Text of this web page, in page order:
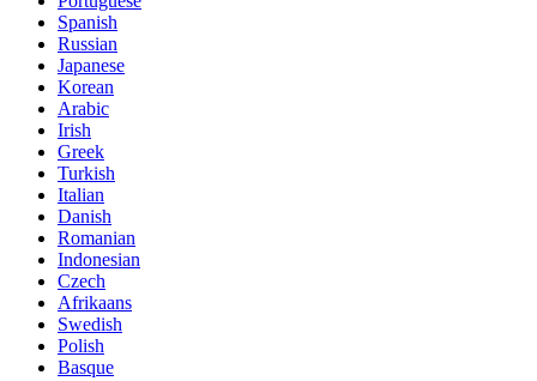
Spanish
Russian
Japanese
Korean
Arabic
Irish
Greek
Turkish
Italian
Danish
Romanian
Indonesian
Czech
Afrikaans
Swedish
Polish
Basque